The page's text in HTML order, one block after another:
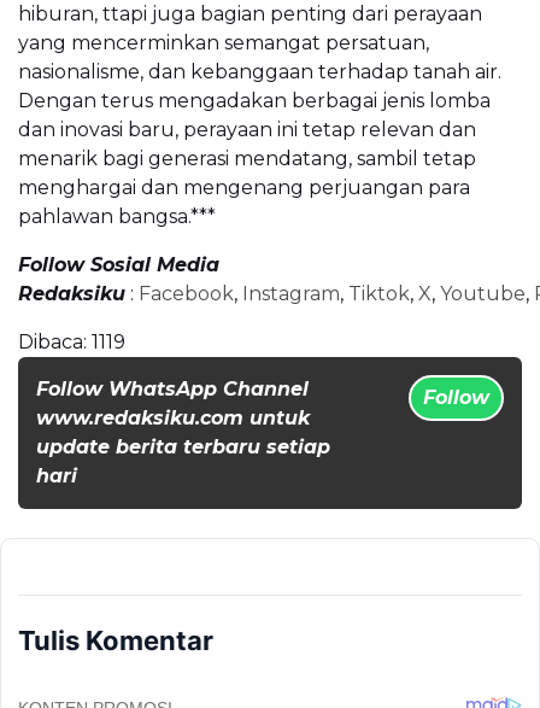
hiburan, ttapi juga bagian penting dari perayaan
yang mencerminkan semangat persatuan,
nasionalisme, dan kebanggaan terhadap tanah air.
Dengan terus mengadakan berbagai jenis lomba
dan inovasi baru, perayaan ini tetap relevan dan
menarik bagi generasi mendatang, sambil tetap
menghargai dan mengenang perjuangan para
pahlawan bangsa.***
Follow Sosial Media
Redaksiku : Facebook, Instagram, Tiktok, X, Youtube,
Dibaca: 1119
Follow WhatsApp Channel
www.redaksiku.com untuk
update berita terbaru setiap
hari
Follow
Tulis Komentar